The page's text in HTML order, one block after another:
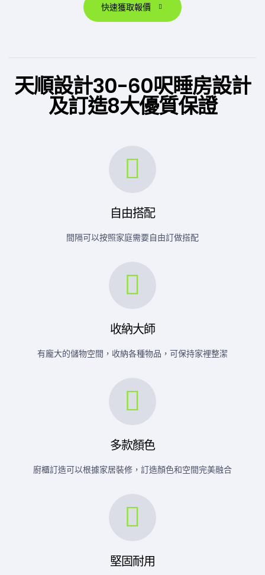
快速獲取報價
天順設計30-60呎睡房設計
及訂造8大優質保證
自由搭配
間隔可以按照家庭需要自由訂做搭配
收納大師
有龐大的儲物空間，收納各種物品，可保持家裡整潔
多款顏色
廚櫃訂造可以根據家居裝修，訂造顏色和空間完美融合
堅固耐用